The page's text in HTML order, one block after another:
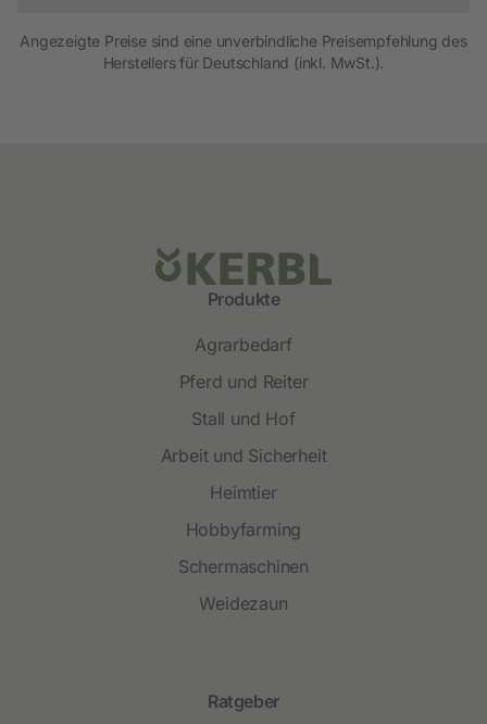
Angezeigte Preise sind eine unverbindliche Preisempfehlung des
Herstellers für Deutschland (inkl. MwSt.).
Produkte
Agrarbedarf
Pferd und Reiter
Stall und Hof
Arbeit und Sicherheit
Heimtier
Hobbyfarming
Schermaschinen
Weidezaun
Ratgeber